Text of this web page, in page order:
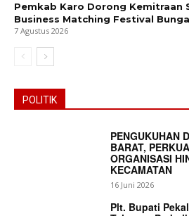
Magazine
Pemkab Karo Dorong Kemitraan
Business Matching Festival
7 Agustus 2026
POLITIK
PENGUKUHAN
BARAT,
ORGANISASI
KECAMATAN
16 Juni 2026
Plt. Bupati